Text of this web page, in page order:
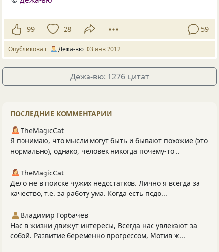
99 28 59
Опубликовал Дежа-вю 03 янв 2012
Дежа-вю: 1276 цитат
ПОСЛЕДНИЕ КОММЕНТАРИИ
TheMagicCat
Я понимаю, что мысли могут быть и бывают похожие (это
нормально), однако, человек никогда почему-то...
TheMagicCat
Дело не в поиске чужих недостатков. Лично я всегда за
качество, т.е. за работу ума. Когда есть подо...
Владимир Горбачёв
Нас в жизни движут интересы, Всегда нас увлекают за
собой. Развитие беременно прогрессом, Мотив ж...